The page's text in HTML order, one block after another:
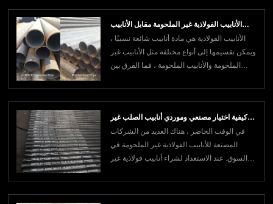
النوع من الأنابيب.الأنبوب ال
الأنابيب الفولاذية غير الملحومة مقابل الأنابيب
الفولاذية الملحومة: ما الفرق؟
الأنابيب الفولاذية هي مادة أنابيب شائعة نسبيًا ،
ويمكن تقسيمها إلى أنواع مختلفة مثل الأنابيب غير
الملحومة والأنابيب الملحومة ، فما الفرق بين
والأنابيب الملحومة؟1
كيفية اختيار مصنعي وموردي أنابيب الصلب غير
الملحومة عالية الجودة؟
في الوقت الحاضر ، هناك العديد من الشركات
المصنعة للأنابيب الفولاذية غير الملحومة في
السوق. عند الاستعداد لشراء أنابيب فولاذية غير